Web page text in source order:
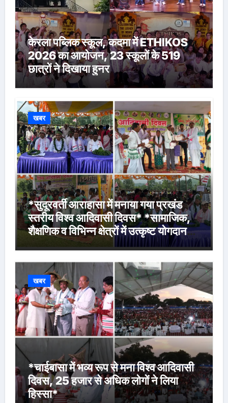
केरला पब्लिक स्कूल, कदमा में ETHIKOS
2026 का आयोजन, 23 स्कूलों के 519
छात्रों ने दिखाया हुनर
खबर
*सुदूरवर्ती आराहासा में मनाया गया प्रखंड
स्तरीय विश्व आदिवासी दिवस* *सामाजिक,
शैक्षणिक व विभिन्न क्षेत्रों में उत्कृष्ट योगदान
देने वालों के साथ मेधावी विद्यार्थियों को किया
खबर
*चाईबासा में भव्य रूप से मना विश्व आदिवासी
दिवस, 25 हजार से अधिक लोगों ने लिया
हिस्सा*